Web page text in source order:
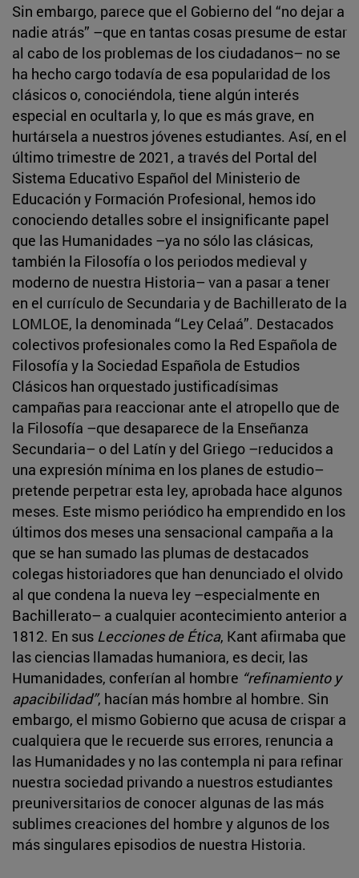
Sin embargo, parece que el Gobierno del “no dejar a
nadie atrás” –que en tantas cosas presume de estar
al cabo de los problemas de los ciudadanos– no se
ha hecho cargo todavía de esa popularidad de los
clásicos o, conociéndola, tiene algún interés
especial en ocultarla y, lo que es más grave, en
hurtársela a nuestros jóvenes estudiantes. Así, en el
último trimestre de 2021, a través del Portal del
Sistema Educativo Español del Ministerio de
Educación y Formación Profesional, hemos ido
conociendo detalles sobre el insignificante papel
que las Humanidades –ya no sólo las clásicas,
también la Filosofía o los periodos medieval y
moderno de nuestra Historia– van a pasar a tener
en el currículo de Secundaria y de Bachillerato de la
LOMLOE, la denominada “Ley Celaá”. Destacados
colectivos profesionales como la Red Española de
Filosofía y la Sociedad Española de Estudios
Clásicos han orquestado justificadísimas
campañas para reaccionar ante el atropello que de
la Filosofía –que desaparece de la Enseñanza
Secundaria– o del Latín y del Griego –reducidos a
una expresión mínima en los planes de estudio–
pretende perpetrar esta ley, aprobada hace algunos
meses. Este mismo periódico ha emprendido en los
últimos dos meses una sensacional campaña a la
que se han sumado las plumas de destacados
colegas historiadores que han denunciado el olvido
al que condena la nueva ley –especialmente en
Bachillerato– a cualquier acontecimiento anterior a
1812. En sus Lecciones de Ética, Kant afirmaba que
las ciencias llamadas humaniora, es decir, las
Humanidades, conferían al hombre “refinamiento y
apacibilidad”, hacían más hombre al hombre. Sin
embargo, el mismo Gobierno que acusa de crispar a
cualquiera que le recuerde sus errores, renuncia a
las Humanidades y no las contempla ni para refinar
nuestra sociedad privando a nuestros estudiantes
preuniversitarios de conocer algunas de las más
sublimes creaciones del hombre y algunos de los
más singulares episodios de nuestra Historia.